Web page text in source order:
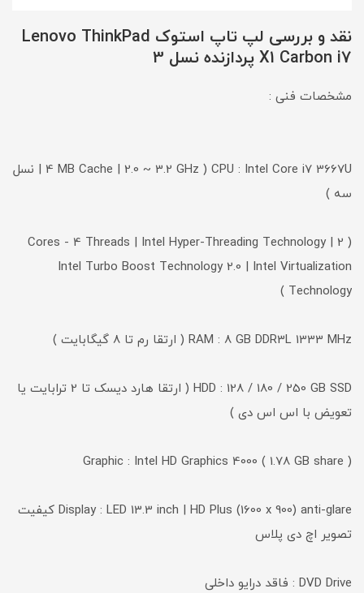
نقد و بررسی لپ تاپ استوک Lenovo ThinkPad
X1 Carbon i7 پردازنده نسل 3
مشخصات فنی :
CPU : Intel Core i7 3667U ( 4 MB Cache | 2.0 ~ 3.2 GHz | نسل
سه )
( 2 Cores - 4 Threads | Intel Hyper-Threading Technology |
Intel Turbo Boost Technology 2.0 | Intel Virtualization
Technology )
RAM : 8 GB DDR3L 1333 MHz ( ارتقا رم تا 8 گیگابایت )
HDD : 128 / 180 / 250 GB SSD ( ارتقا هارد دیسک تا 2 ترابایت یا
تعویض با اس اس دی )
Graphic : Intel HD Graphics 4000 ( 1.78 GB share )
Display : LED 13.3 inch | HD Plus (1600 x 900) anti-glare کیفیت
تصویر اچ دی پلاس
DVD Drive : فاقد درایو داخلی